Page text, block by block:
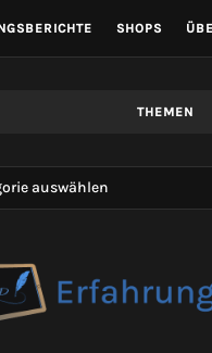
SHOPS
THEMEN
auswählen